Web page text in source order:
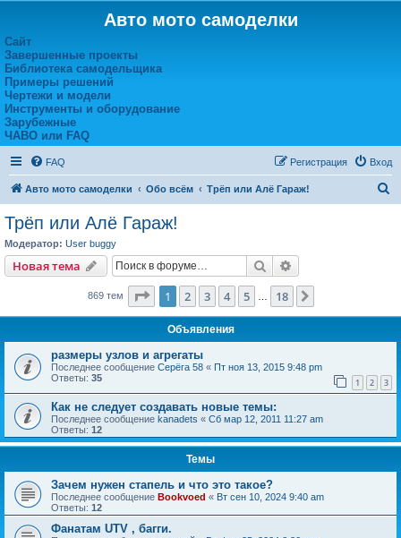
Авто мото самоделки
Сайт
Завершенные проекты
Библиотека самодельщика
Примеры решений
Чертежи и модели
Инструменты и оборудование
Зарубежные
ЧАВО или FAQ
FAQ Вход
Регистрация
Авто мото самоделки Обо всём Трёп или Алё Гараж!
Трёп или Алё Гараж!
Модератор: User buggy
Новая тема Поиск
869 тем Страница из 18
1 2 3 4 5 18
Объявления
размеры узлов и агрегаты
Последнее сообщение Серёга 58 « Пт ноя 13, 2015 9:48 pm
Ответы: 35 1 2 3
Как не следует создавать новые темы:
Последнее сообщение kanadets « Сб мар 12, 2011 11:27 am
Ответы: 12
Темы
Зачем нужен стапель и что это такое?
Последнее сообщение Bookvoed « Вт сен 10, 2024 9:40 am
Ответы: 12
Фанатам UTV , багги.